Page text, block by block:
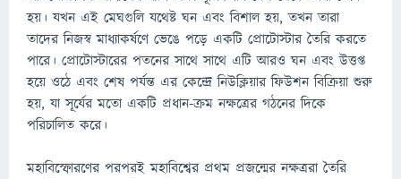
হয়। যখন এই মেঘগুলি যথেষ্ট ঘন এবং বিশাল হয়, তখন তারা
তাদের নিজস্ব মাধ্যাকর্ষণে ভেঙে পড়ে একটি প্রোটোস্টার তৈরি করতে
পারে। প্রোটোস্টারের পতনের সাথে সাথে এটি আরও ঘন এবং উত্তপ্ত
হয়ে ওঠে এবং শেষ পর্যন্ত এর কেন্দ্রে নিউক্লিয়ার ফিউশন বিক্রিয়া শুরু
হয়, যা সূর্যের মতো একটি প্রধান-ক্রম নক্ষত্রের গঠনের দিকে
পরিচালিত করে।
মহাবিস্ফোরণের পরপরই মহাবিশ্বের প্রথম প্রজন্মের নক্ষত্ররা তৈরি